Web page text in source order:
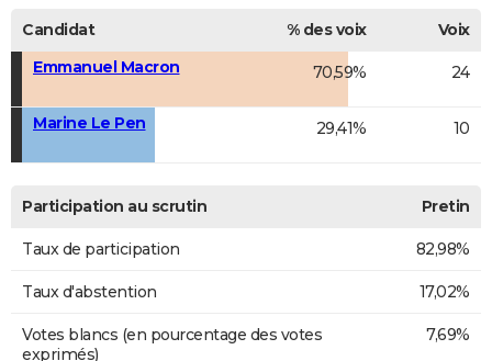
Bricolage
Culture
Television
Voyage
Candidat % des voix
Voix
Emmanuel Macron
70,59% 24
Marine Le Pen 29,41% 10
Participation au scrutin Pretin
Taux de participation 82,98%
Taux d'abstention 17,02%
Votes blancs (en pourcentage des votes
exprimés)
7,69%